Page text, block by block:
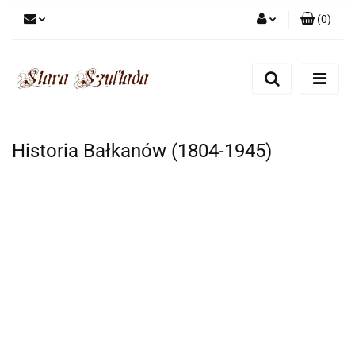
Zarejestruj się
(0)
Historia Bałkanów (1804-1945)